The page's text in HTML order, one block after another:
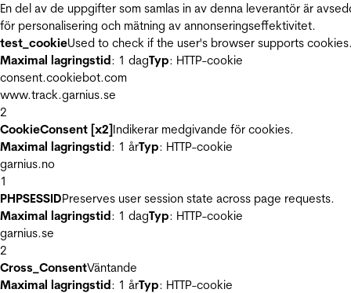
En del av de uppgifter som samlas in av denna leverantör är
för personalisering och mätning av annonseringseffektivitet.
test_cookieUsed to check if the user's browser supports
Maximal lagringstid: 1 dagTyp: HTTP-cookie
consent.cookiebot.com
www.track.garnius.se
2
CookieConsent [x2]Indikerar medgivande för cookies.
Maximal lagringstid: 1 årTyp: HTTP-cookie
garnius.no
1
PHPSESSIDPreserves user session state across page requests.
Maximal lagringstid: 1 dagTyp: HTTP-cookie
garnius.se
2
Cross_ConsentVäntande
Maximal lagringstid: 1 årTyp: HTTP-cookie